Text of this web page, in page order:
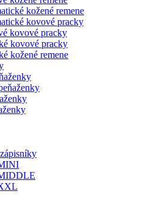
kožené remene
kovové pracky
kovové pracky
kovové pracky
kožené remene